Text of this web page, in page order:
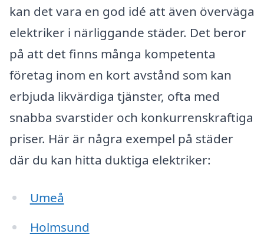
kan det vara en god idé att även överväga
elektriker i närliggande städer. Det beror
på att det finns många kompetenta
företag inom en kort avstånd som kan
erbjuda likvärdiga tjänster, ofta med
snabba svarstider och konkurrenskraftiga
priser. Här är några exempel på städer
där du kan hitta duktiga elektriker:
Umeå
Holmsund